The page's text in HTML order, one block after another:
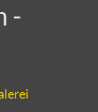
-